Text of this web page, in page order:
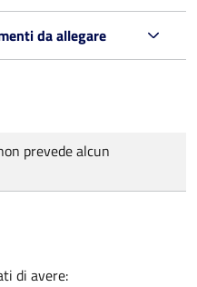
da allegare
prevede alcun
di avere: